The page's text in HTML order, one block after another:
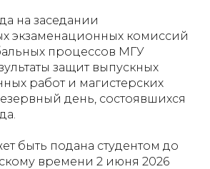
на заседании
экзаменационных комиссий
процессов МГУ
защит выпускных
работ и магистерских
день, состоявшихся
быть подана студентом до
времени 2 июня 2026